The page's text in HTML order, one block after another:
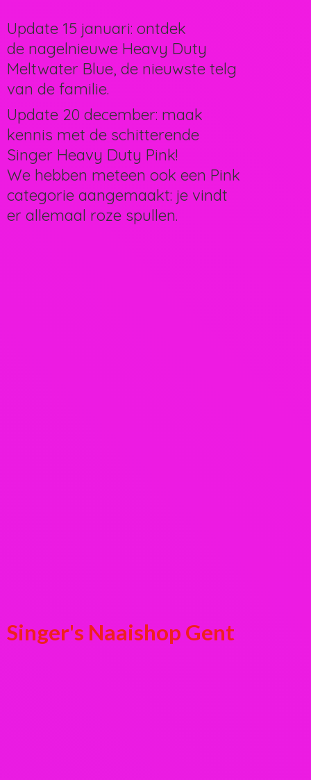
Singer's Naaishop Gent
Update 15 januari: ontdek
de nagelnieuwe Heavy Duty
Meltwater Blue, de nieuwste telg
van de familie.
Update 20 december: maak
kennis met de schitterende
Singer Heavy Duty Pink!
We hebben meteen ook een Pink
categorie aangemaakt: je vindt
er allemaal roze spullen.